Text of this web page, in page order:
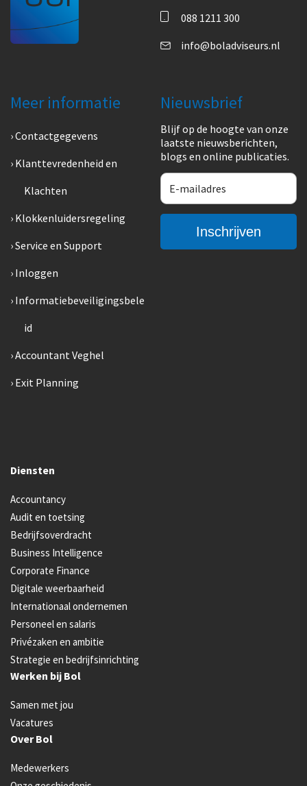
088 1211 300
info@boladviseurs.nl
Meer informatie
Contactgegevens
Klanttevredenheid en
Klachten
Klokkenluidersregeling
Service en Support
Inloggen
Informatiebeveiligingsbele
id
Accountant Veghel
Exit Planning
Nieuwsbrief
Blijf op de hoogte van onze
laatste nieuwsberichten,
blogs en online publicaties.
Diensten
Accountancy
Audit en toetsing
Bedrijfsoverdracht
Business Intelligence
Corporate Finance
Digitale weerbaarheid
Internationaal ondernemen
Personeel en salaris
Privézaken en ambitie
Strategie en bedrijfsinrichting
Werken bij Bol
Samen met jou
Vacatures
Over Bol
Medewerkers